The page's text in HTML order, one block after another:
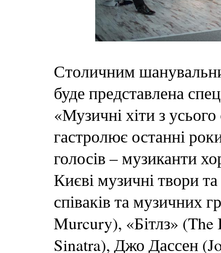
Столичним
буде представлена
«Музичні хіти з
гастролює останні
голосів – музиканти
Києві музичні твори
співаків та музичних
Murcury), «Бітлз»
Sinatra), Джо Дассен